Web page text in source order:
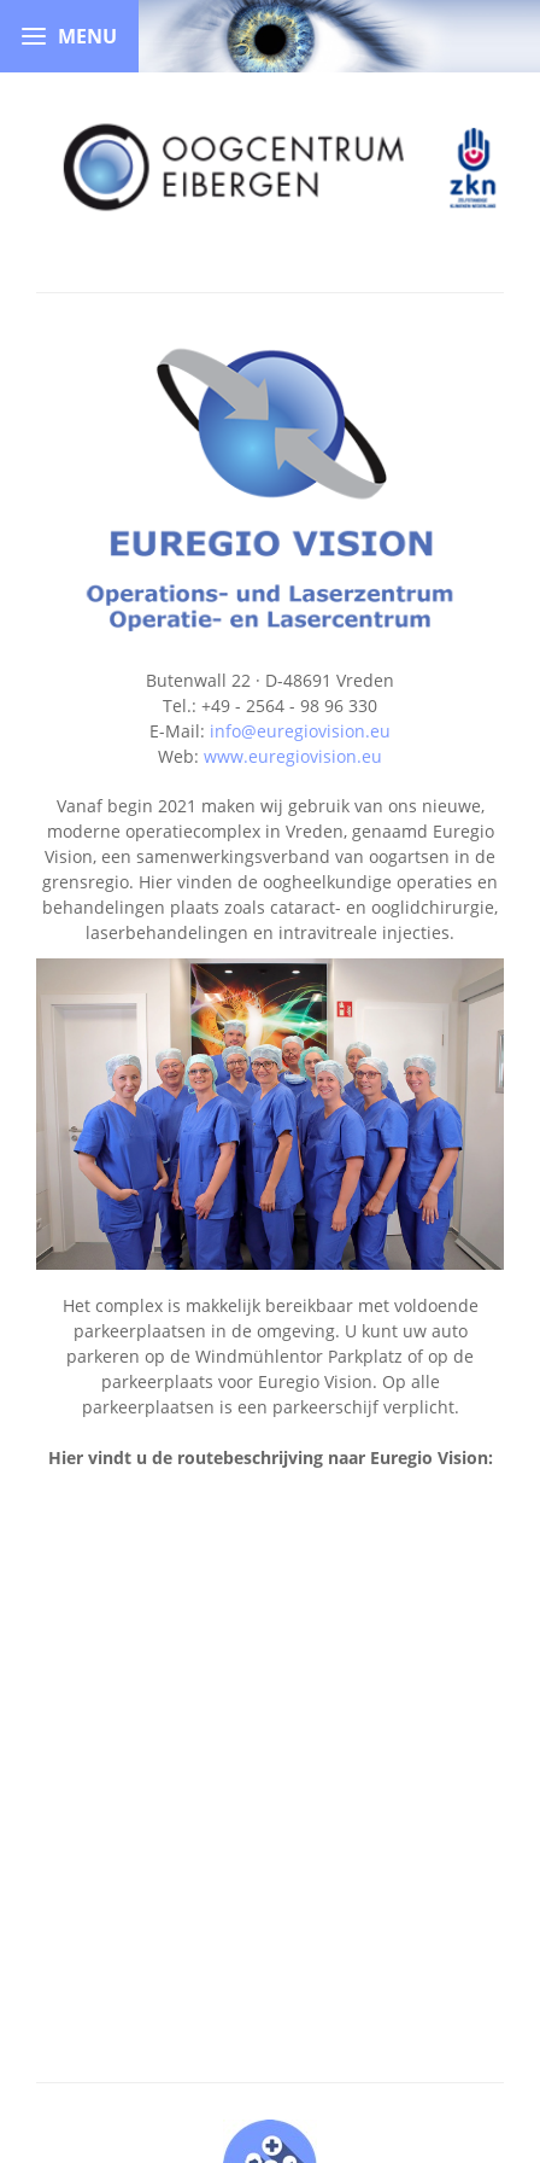
Butenwall 22 · D-48691 Vreden
Tel.: +49 - 2564 - 98 96 330
E-Mail: info@euregiovision.eu
Web: www.euregiovision.eu
Vanaf begin 2021 maken wij gebruik van ons nieuwe,
moderne operatiecomplex in Vreden, genaamd Euregio
Vision, een samenwerkingsverband van oogartsen in de
grensregio. Hier vinden de oogheelkundige operaties en
behandelingen plaats zoals cataract- en ooglidchirurgie,
laserbehandelingen en intravitreale injecties.
Het complex is makkelijk bereikbaar met voldoende
parkeerplaatsen in de omgeving. U kunt uw auto
parkeren op de Windmühlentor Parkplatz of op de
parkeerplaats voor Euregio Vision. Op alle
parkeerplaatsen is een parkeerschijf verplicht.
Hier vindt u de routebeschrijving naar Euregio Vision: